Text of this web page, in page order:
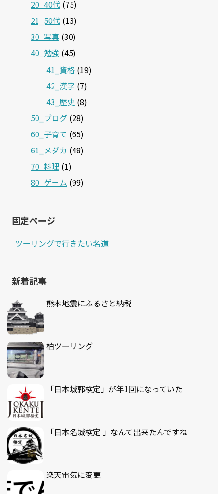
20_40代 (75)
21‗50代 (13)
30_写真 (30)
40_勉強 (45)
41_資格 (19)
42_漢字 (7)
43_歴史 (8)
50_ブログ (28)
60_子育て (65)
61_メダカ (48)
70_料理 (1)
80_ゲーム (99)
固定ページ
ツーリングで行きたい名道
新着記事
熊本地震にふるさと納税
柏ツーリング
「日本城郭検定」が年1回になっていた
「日本名城検定 」なんて出来たんですね
楽天電気に変更